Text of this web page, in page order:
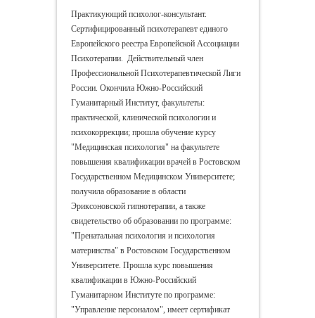
Практикующий психолог-консультант.
Сертифицированный психотерапевт единого
Европейского реестра Европейской Ассоциации
Психотерапии. Действительный член
Профессиональной Психотерапевтической Лиги
России. Окончила Южно-Российский
Гуманитарный Институт, факультеты:
практической, клинической психологии и
психокоррекции; прошла обучение курсу
"Медицинская психология" на факультете
повышения квалификации врачей в Ростовском
Государственном Медицинском Университете;
получила образование в области
Эриксоновской гипнотерапии, а также
свидетельство об образовании по программе:
"Пренатальная психология и психология
материнства" в Ростовском Государственном
Университете. Прошла курс повышения
квалификации в Южно-Российский
Гуманитарном Институте по программе:
"Управление персоналом", имеет сертификат